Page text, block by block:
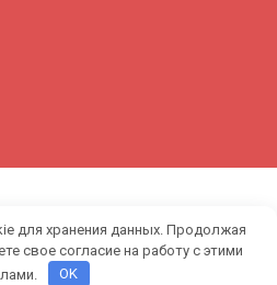
для хранения данных. Продолжая
свое согласие на работу с этими
OK